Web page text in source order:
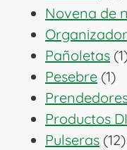
Novena de
Pañoletas 11
Pesebre 11
Productos
Pulseras 1212